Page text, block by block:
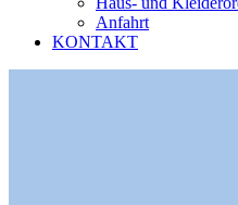
Anfahrt
KONTAKT